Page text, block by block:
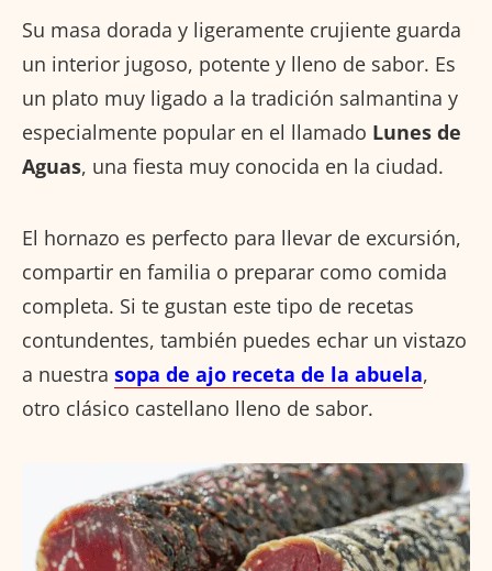
Su masa dorada y ligeramente crujiente guarda
un interior jugoso, potente y lleno de sabor. Es
un plato muy ligado a la tradición salmantina y
especialmente popular en el llamado Lunes de
Aguas, una fiesta muy conocida en la ciudad.
El hornazo es perfecto para llevar de excursión,
compartir en familia o preparar como comida
completa. Si te gustan este tipo de recetas
contundentes, también puedes echar un vistazo
a nuestra sopa de ajo receta de la abuela,
otro clásico castellano lleno de sabor.